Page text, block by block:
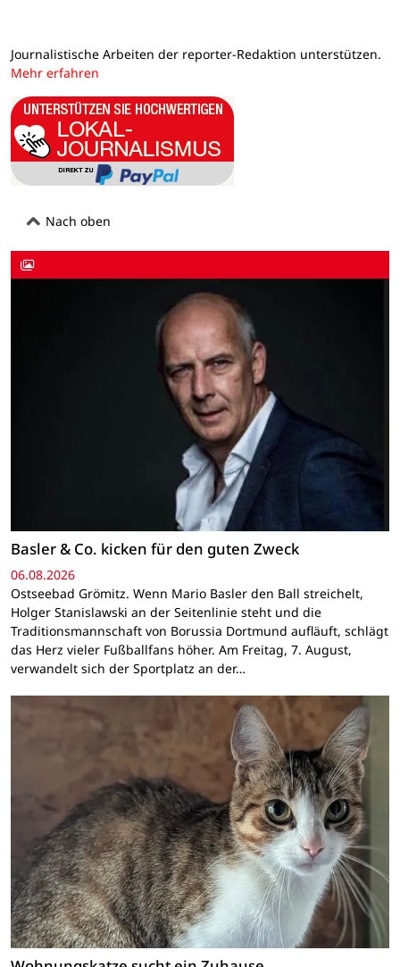
Journalistische Arbeiten der reporter-Redaktion unterstützen.
Mehr erfahren
Nach oben
Basler & Co. kicken für den guten Zweck
06.08.2026
Ostseebad Grömitz. Wenn Mario Basler den Ball streichelt,
Holger Stanislawski an der Seitenlinie steht und die
Traditionsmannschaft von Borussia Dortmund aufläuft, schlägt
das Herz vieler Fußballfans höher. Am Freitag, 7. August,
verwandelt sich der Sportplatz an der…